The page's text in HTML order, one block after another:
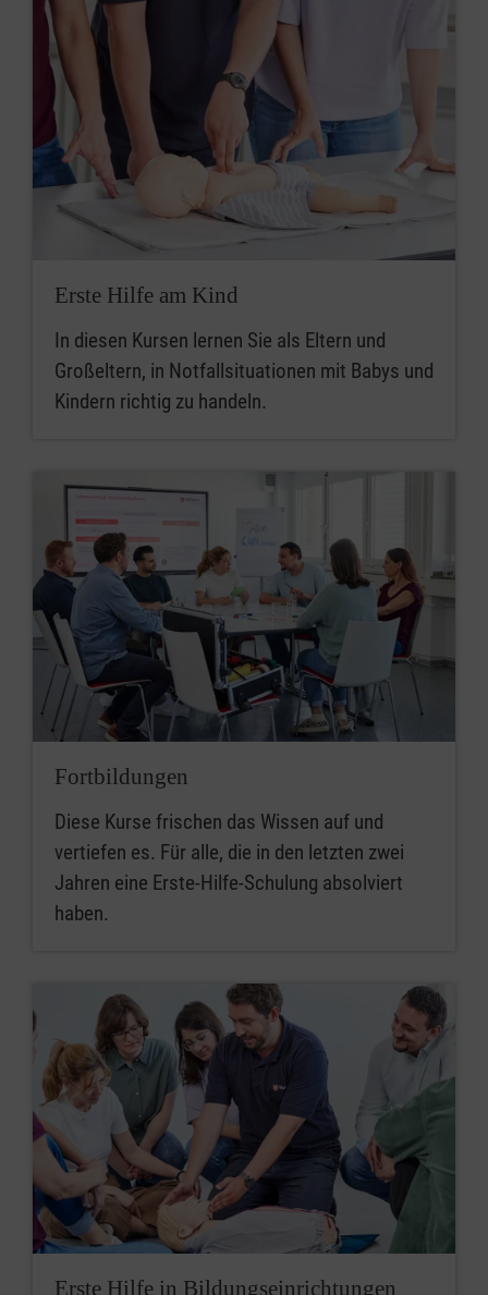
Erste Hilfe am Kind
In diesen Kursen lernen Sie als Eltern und
Großeltern, in Notfallsituationen mit Babys und
Kindern richtig zu handeln.
Fortbildungen
Diese Kurse frischen das Wissen auf und
vertiefen es. Für alle, die in den letzten zwei
Jahren eine Erste-Hilfe-Schulung absolviert
haben.
Erste Hilfe in Bildungseinrichtungen